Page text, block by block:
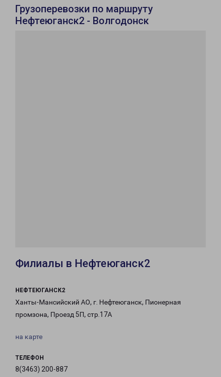
Грузоперевозки по маршруту
Нефтеюганск2 - Волгодонск
Филиалы в Нефтеюганск2
НЕФТЕЮГАНСК2
Ханты-Мансийский АО, г. Нефтеюганск, Пионерная
промзона, Проезд 5П, стр.17А
на карте
ТЕЛЕФОН
8(3463) 200-887